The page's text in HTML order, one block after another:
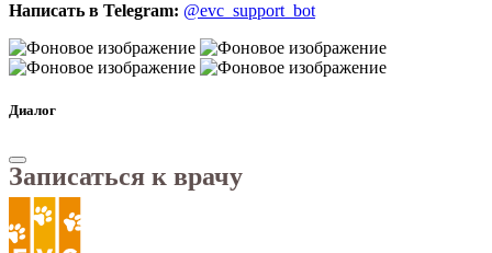
Написать в Telegram: @evc_support_bot
Диалог
Записаться к врачу